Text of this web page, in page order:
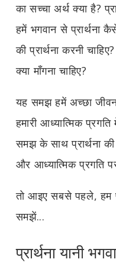
का सच्चा अर्थ क्या है?
हमें भगवान से प्रार्थना
की प्रार्थना करनी
क्या माँगना चाहिए?
यह समझ हमें अच्छा
हमारी आध्यात्मिक
समझ के साथ प्रार्थना
और आध्यात्मिक प्रगति
तो आइए सबसे पहले, हम
समझें...
प्रार्थना यानी